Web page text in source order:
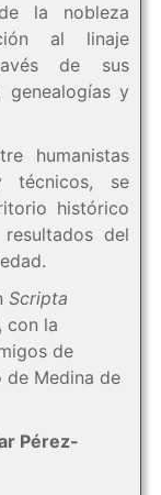
la nobleza
al linaje
de sus
genealogías y
humanistas
técnicos, se
histórico
del
Scripta
con la
de
de Medina de
Pérez-